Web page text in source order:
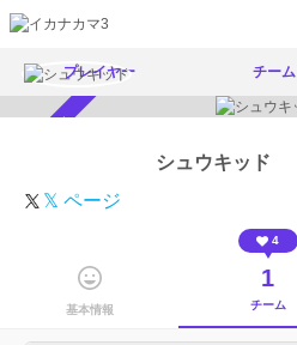
プレイヤー チーム
シュウキッド
𝕏 ページ
基本情報
4
1
チーム